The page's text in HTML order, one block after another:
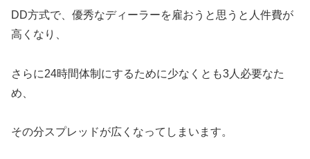
DD方式で、優秀なディーラーを雇おうと思うと人件費が
高くなり、
さらに24時間体制にするために少なくとも3人必要なた
め、
その分スプレッドが広くなってしまいます。